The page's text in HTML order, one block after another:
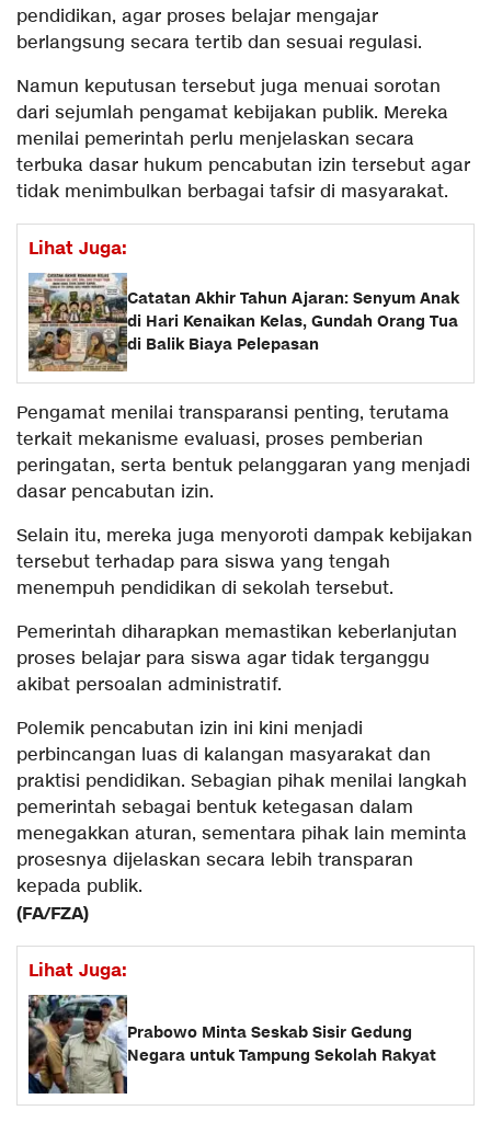
pendidikan, agar proses belajar mengajar
berlangsung secara tertib dan sesuai regulasi.
Namun keputusan tersebut juga menuai sorotan
dari sejumlah pengamat kebijakan publik. Mereka
menilai pemerintah perlu menjelaskan secara
terbuka dasar hukum pencabutan izin tersebut agar
tidak menimbulkan berbagai tafsir di masyarakat.
Lihat Juga:
Catatan Akhir Tahun Ajaran: Senyum Anak
di Hari Kenaikan Kelas, Gundah Orang Tua
di Balik Biaya Pelepasan
Pengamat menilai transparansi penting, terutama
terkait mekanisme evaluasi, proses pemberian
peringatan, serta bentuk pelanggaran yang menjadi
dasar pencabutan izin.
Selain itu, mereka juga menyoroti dampak kebijakan
tersebut terhadap para siswa yang tengah
menempuh pendidikan di sekolah tersebut.
Pemerintah diharapkan memastikan keberlanjutan
proses belajar para siswa agar tidak terganggu
akibat persoalan administratif.
Polemik pencabutan izin ini kini menjadi
perbincangan luas di kalangan masyarakat dan
praktisi pendidikan. Sebagian pihak menilai langkah
pemerintah sebagai bentuk ketegasan dalam
menegakkan aturan, sementara pihak lain meminta
prosesnya dijelaskan secara lebih transparan
kepada publik.
(FA/FZA)
Lihat Juga:
Prabowo Minta Seskab Sisir Gedung
Negara untuk Tampung Sekolah Rakyat